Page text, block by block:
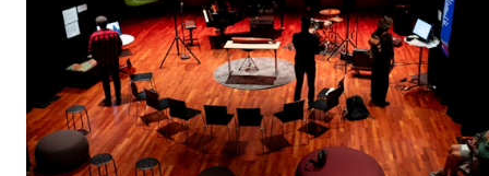
Studentutvalet SUT (student.nmh.no)
FORSKNING
CERM
CREMAH